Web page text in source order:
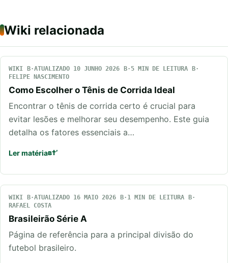
Wiki relacionada
WIKI ATUALIZADO 10 JUNHO 2026
5 MIN DE LEITURA
FELIPE NASCIMENTO
Como Escolher o Tênis de Corrida Ideal
Encontrar o tênis de corrida certo é crucial para
evitar lesões e melhorar seu desempenho. Este guia
detalha os fatores essenciais a…
Ler matéria
WIKI ATUALIZADO 16 MAIO 2026
1 MIN DE LEITURA
RAFAEL COSTA
Brasileirão Série A
Página de referência para a principal divisão do
futebol brasileiro.